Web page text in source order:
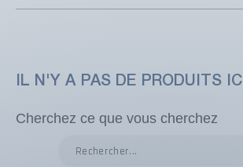
IL N'Y A PAS DE PRODUITS ICI
Cherchez ce que vous cherchez